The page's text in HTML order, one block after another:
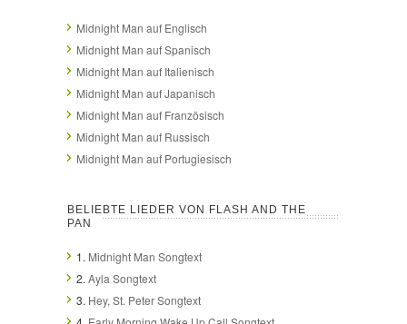
Midnight Man auf Englisch
Midnight Man auf Spanisch
Midnight Man auf Italienisch
Midnight Man auf Japanisch
Midnight Man auf Französisch
Midnight Man auf Russisch
Midnight Man auf Portugiesisch
BELIEBTE LIEDER VON FLASH AND THE
PAN
1. Midnight Man Songtext
2. Ayla Songtext
3. Hey, St. Peter Songtext